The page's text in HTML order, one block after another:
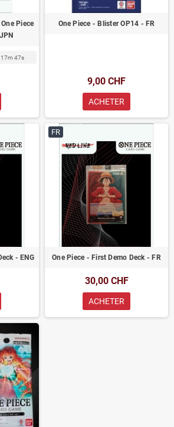
Piece
46s
One Piece - Blister OP14 - FR
9,00 CHF
ACHETER
- ENG
FR
One Piece - First Demo Deck - FR
30,00 CHF
ACHETER